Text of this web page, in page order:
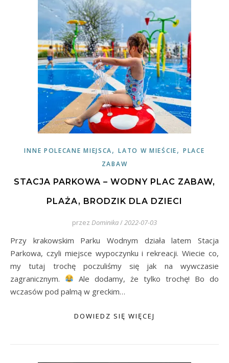
INNE POLECANE MIEJSCA,LATO W MIEŚCIE, PLACE
ZABAW
STACJA PARKOWA – WODNY PLAC ZABAW,
PLAŻA, BRODZIK DLA DZIECI
przez Dominika/2022-07-03
Przy krakowskim Parku Wodnym działa latem Stacja
Parkowa, czyli miejsce wypoczynku i rekreacji. Wiecie co,
my tutaj trochę poczuliśmy się jak na wywczasie
zagranicznym.
Ale dodamy, że tylko trochę! Bo do
wczasów pod palmą w greckim…
DOWIEDZ SIĘ WIĘCEJ